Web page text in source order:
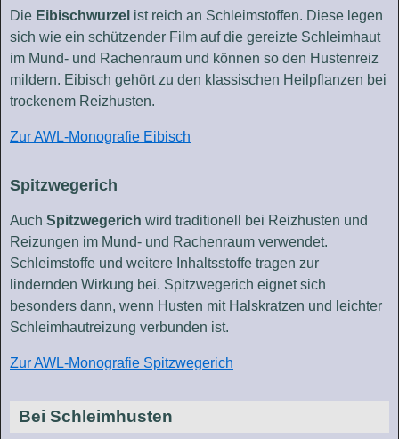
Die Eibischwurzel ist reich an Schleimstoffen. Diese legen
sich wie ein schützender Film auf die gereizte Schleimhaut
im Mund- und Rachenraum und können so den Hustenreiz
mildern. Eibisch gehört zu den klassischen Heilpflanzen bei
trockenem Reizhusten.
Zur AWL-Monografie Eibisch
Spitzwegerich
Auch Spitzwegerich wird traditionell bei Reizhusten und
Reizungen im Mund- und Rachenraum verwendet.
Schleimstoffe und weitere Inhaltsstoffe tragen zur
lindernden Wirkung bei. Spitzwegerich eignet sich
besonders dann, wenn Husten mit Halskratzen und leichter
Schleimhautreizung verbunden ist.
Zur AWL-Monografie Spitzwegerich
Bei Schleimhusten